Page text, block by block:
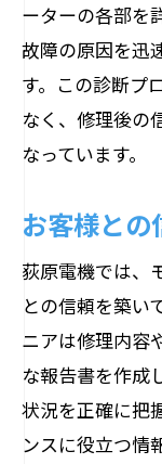
ーターの各部を
故障の原因を迅
す。この診断プ
なく、修理後の
なっています。
お客様と
荻原電機では、
との信頼を築い
ニアは修理内容
な報告書を作成
状況を正確に把
ンスに役立つ情